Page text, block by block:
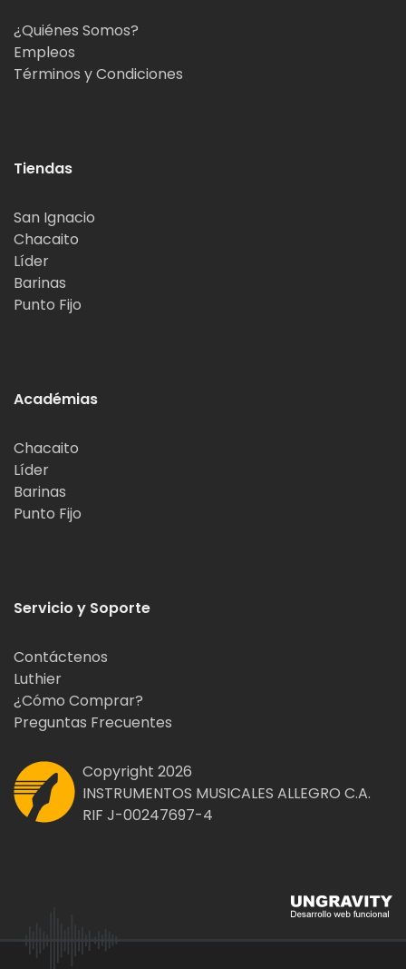
¿Quiénes Somos?
Empleos
Términos y Condiciones
Tiendas
San Ignacio
Chacaito
Líder
Barinas
Punto Fijo
Académias
Chacaito
Líder
Barinas
Punto Fijo
Servicio y Soporte
Contáctenos
Luthier
¿Cómo Comprar?
Preguntas Frecuentes
Copyright 2026
INSTRUMENTOS MUSICALES ALLEGRO C.A.
RIF J-00247697-4